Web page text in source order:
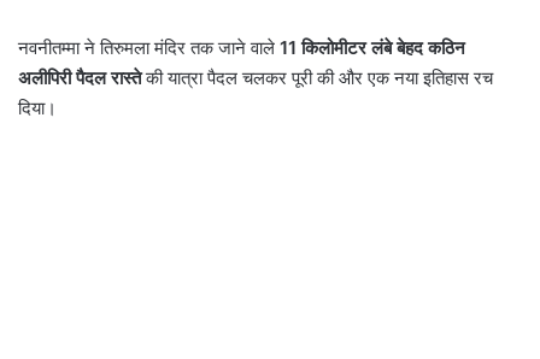
नवनीतम्मा ने तिरुमला मंदिर तक जाने वाले 11 किलोमीटर लंबे बेहद कठिन
अलीपिरी पैदल रास्तेकी यात्रा पैदल चलकर पूरी की और एक नया इतिहास रच
दिया।